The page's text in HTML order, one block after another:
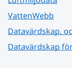
VattenWebb
Datavärdskap,
Datavärdskap